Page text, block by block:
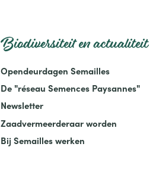
Biodiversiteit en actualiteit
Opendeurdagen Semailles
De "réseau Semences Paysannes"
Newsletter
Zaadvermeerderaar worden
Bij Semailles werken